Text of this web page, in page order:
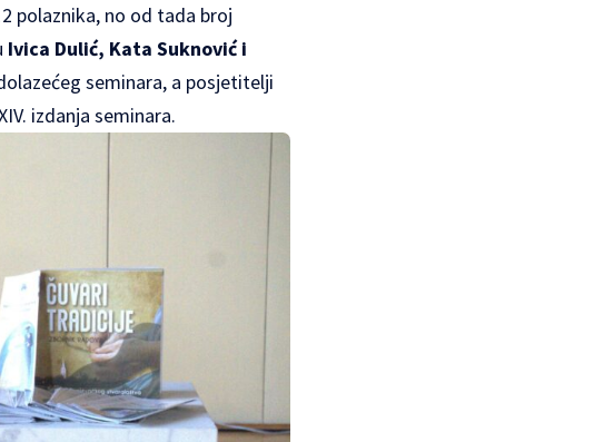
polaznika, no od tada broj
Ivica Dulić, Kata Suknović i
seminara, a posjetitelji
izdanja seminara.